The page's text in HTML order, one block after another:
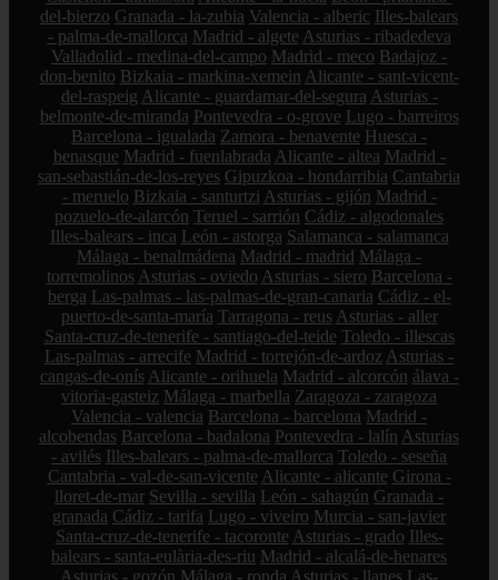
del-bierzo Granada - la-zubia Valencia - alberic Illes-balears
- palma-de-mallorca Madrid - algete Asturias - ribadedeva
Valladolid - medina-del-campo Madrid - meco Badajoz -
don-benito Bizkaia - markina-xemein Alicante - sant-vicent-
del-raspeig Alicante - guardamar-del-segura Asturias -
belmonte-de-miranda Pontevedra - o-grove Lugo - barreiros
Barcelona - igualada Zamora - benavente Huesca -
benasque Madrid - fuenlabrada Alicante - altea Madrid -
san-sebastián-de-los-reyes Gipuzkoa - hondarribia Cantabria
- meruelo Bizkaia - santurtzi Asturias - gijón Madrid -
pozuelo-de-alarcón Teruel - sarrión Cádiz - algodonales
Illes-balears - inca León - astorga Salamanca - salamanca
Málaga - benalmádena Madrid - madrid Málaga -
torremolinos Asturias - oviedo Asturias - siero Barcelona -
berga Las-palmas - las-palmas-de-gran-canaria Cádiz - el-
puerto-de-santa-maría Tarragona - reus Asturias - aller
Santa-cruz-de-tenerife - santiago-del-teide Toledo - illescas
Las-palmas - arrecife Madrid - torrejón-de-ardoz Asturias -
cangas-de-onís Alicante - orihuela Madrid - alcorcón álava -
vitoria-gasteiz Málaga - marbella Zaragoza - zaragoza
Valencia - valencia Barcelona - barcelona Madrid -
alcobendas Barcelona - badalona Pontevedra - lalín Asturias
- avilés Illes-balears - palma-de-mallorca Toledo - seseña
Cantabria - val-de-san-vicente Alicante - alicante Girona -
lloret-de-mar Sevilla - sevilla León - sahagún Granada -
granada Cádiz - tarifa Lugo - viveiro Murcia - san-javier
Santa-cruz-de-tenerife - tacoronte Asturias - grado Illes-
balears - santa-eulària-des-riu Madrid - alcalá-de-henares